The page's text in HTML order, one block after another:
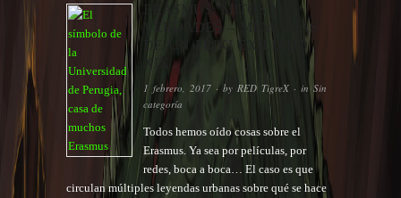
ERASMUS: MITOS Y
VERDADES – MEMORIAS
DE UN FRIKI EXILIADO
XIX
1 febrero, 2017 · byRED TigreX · inSin
categoría
Todos hemos oído cosas sobre el
Erasmus. Ya sea por películas, por
redes, boca a boca… El caso es que
circulan múltiples leyendas urbanas sobre qué se hace